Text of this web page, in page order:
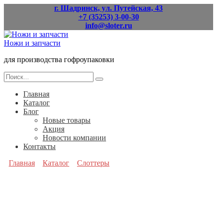
г. Шадринск, ул. Путейская, 43
+7 (35253) 3-00-30
info@sloter.ru
Ножи и запчасти
для производства гофроупаковки
Search
for:
Главная
Каталог
Блог
Новые товары
Акция
Новости компании
Контакты
Главная
Каталог Слоттеры